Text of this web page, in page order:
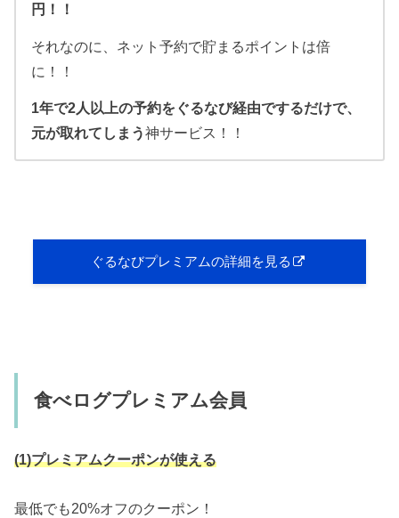
円！！
それなのに、ネット予約で貯まるポイントは倍
に！！
1年で2人以上の予約をぐるなび経由でするだけで、
元が取れてしまう神サービス！！
ぐるなびプレミアムの詳細を見る
食べログプレミアム会員
(1)プレミアムクーポンが使える
最低でも20%オフのクーポン！